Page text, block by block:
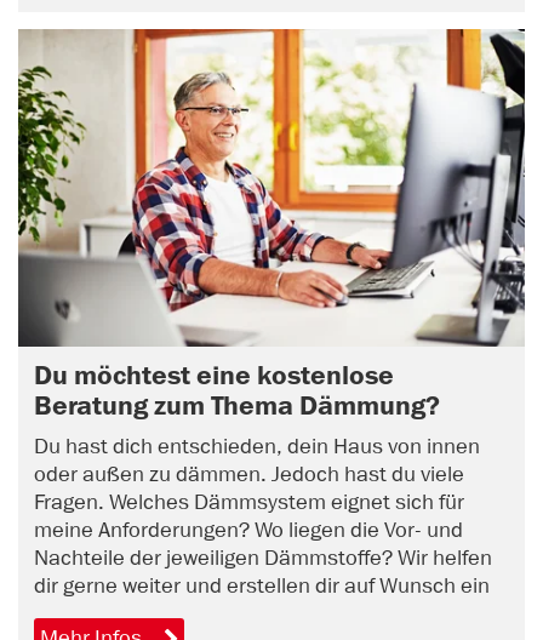
Du möchtest eine kostenlose
Beratung zum Thema Dämmung?
Du hast dich entschieden, dein Haus von innen
oder außen zu dämmen. Jedoch hast du viele
Fragen. Welches Dämmsystem eignet sich für
meine Anforderungen? Wo liegen die Vor- und
Nachteile der jeweiligen Dämmstoffe? Wir helfen
dir gerne weiter und erstellen dir auf Wunsch ein
unverbindliches Angebot. Vereinbare jetzt online